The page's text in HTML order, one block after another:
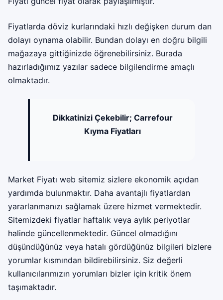
Fiyatlarda döviz kurlarındaki hızlı değişken durum dan
dolayı oynama olabilir. Bundan dolayı en doğru bilgili
mağazaya gittiğinizde öğrenebilirsiniz. Burada
hazırladığımız yazılar sadece bilgilendirme amaçlı
olmaktadır.
Dikkatinizi Çekebilir; Carrefour
Kıyma Fiyatları
Market Fiyatı web sitemiz sizlere ekonomik açıdan
yardımda bulunmaktır. Daha avantajlı fiyatlardan
yararlanmanızı sağlamak üzere hizmet vermektedir.
Sitemizdeki fiyatlar haftalık veya aylık periyotlar
halinde güncellenmektedir. Güncel olmadığını
düşündüğünüz veya hatalı gördüğünüz bilgileri bizlere
yorumlar kısmından bildirebilirsiniz. Siz değerli
kullanıcılarımızın yorumları bizler için kritik önem
taşımaktadır.